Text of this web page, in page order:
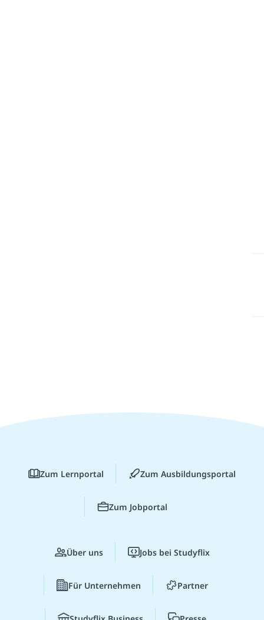
Zum Lernportal Zum Ausbildungsportal
Zum Jobportal
Über uns Jobs bei Studyflix
Für Unternehmen Partner